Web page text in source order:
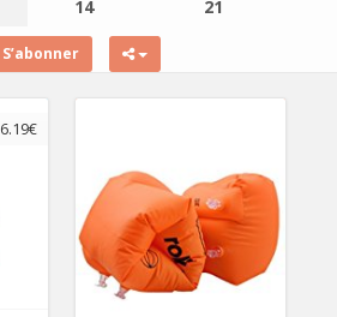
14
21
S’abonner
6.19€